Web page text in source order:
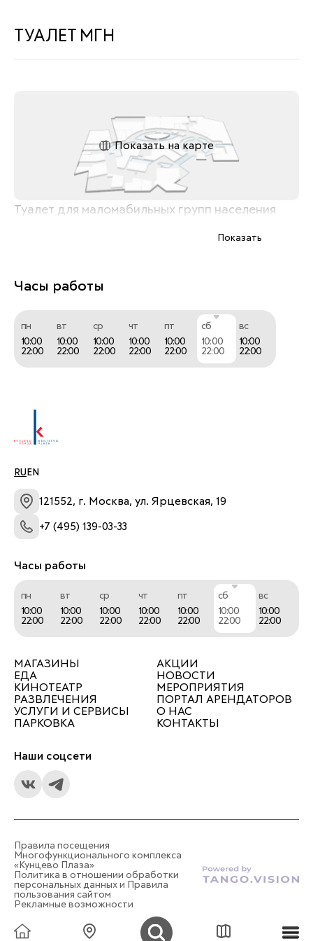
ТУАЛЕТ МГН
Показать на карте
Туалет для маломабильных групп населения
Показать
Часы работы
пн
10:00
22:00
вт
10:00
22:00
ср
10:00
22:00
чт
10:00
22:00
пт
10:00
22:00
сб
10:00
22:00
вс
10:00
22:00
RU EN
121552, г. Москва, ул. Ярцевская, 19
+7 (495) 139-03-33
Часы работы
пн
10:00
22:00
вт
10:00
22:00
ср
10:00
22:00
чт
10:00
22:00
пт
10:00
22:00
сб
10:00
22:00
вс
10:00
22:00
МАГАЗИНЫ
ЕДА
КИНОТЕАТР
РАЗВЛЕЧЕНИЯ
УСЛУГИ И СЕРВИСЫ
ПАРКОВКА
АКЦИИ
НОВОСТИ
МЕРОПРИЯТИЯ
ПОРТАЛ АРЕНДАТОРОВ
О НАС
КОНТАКТЫ
Наши соцсети
Правила посещения
Многофункционального комплекса
«Кунцево Плаза»
Политика в отношении обработки
персональных данных и Правила
пользования сайтом
Рекламные возможности